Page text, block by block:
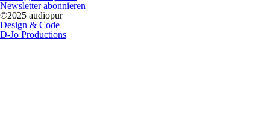
Newsletter abonnieren
©2025 audiopur
Design & Code
D-Jo Productions